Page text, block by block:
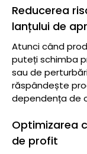
Reducerea
lanțului de
Atunci când
puteți schimba
sau de
răspândește
dependența de
Optimizarea
de profit